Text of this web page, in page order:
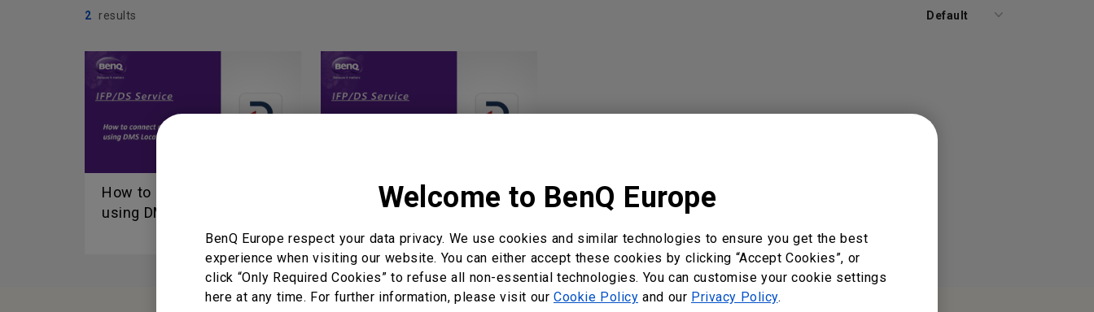
Welcome to BenQ Europe
BenQ Europe respect your data privacy. We use cookies and similar technologies to ensure you get the best
experience when visiting our website. You can either accept these cookies by clicking “Accept Cookies”, or
click “Only Required Cookies” to refuse all non-essential technologies. You can customise your cookie settings
here at any time. For further information, please visit our Cookie Policy and our Privacy Policy.
2 results Default
How to connect and start
using DMS Local?
Function Introduction for
DMS Local